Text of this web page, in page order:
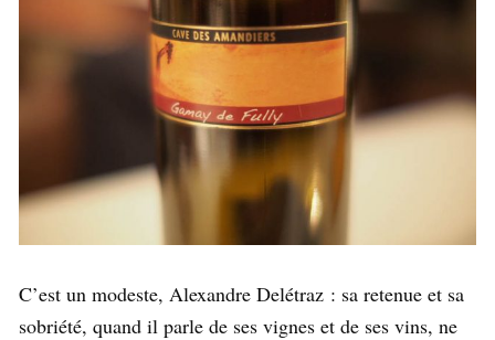
C’est un modeste, Alexandre Delétraz : sa retenue et sa
sobriété, quand il parle de ses vignes et de ses vins, ne